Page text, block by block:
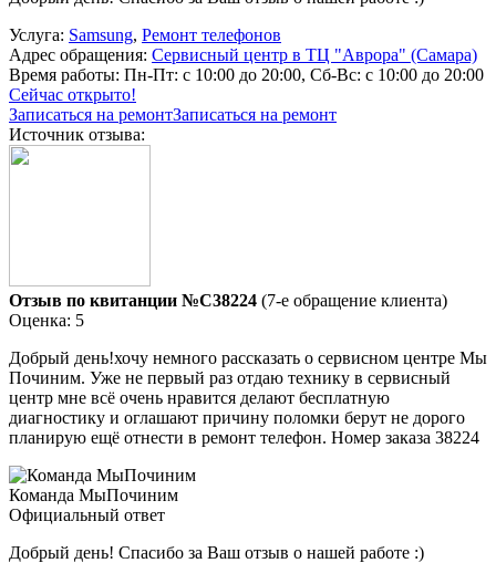
Услуга: Samsung, Ремонт телефонов
Адрес обращения: Сервисный центр в ТЦ "Аврора" (Самара)
Время работы: Пн-Пт: с 10:00 до 20:00, Сб-Вс: с 10:00 до 20:00
Сейчас открыто!
Записаться на ремонтЗаписаться на ремонт
Источник отзыва:
Отзыв по квитанции №C38224 (7-е обращение клиента)
Оценка: 5
Добрый день!хочу немного рассказать о сервисном центре Мы
Починим. Уже не первый раз отдаю технику в сервисный
центр мне всё очень нравится делают бесплатную
диагностику и оглашают причину поломки берут не дорого
планирую ещё отнести в ремонт телефон. Номер заказа 38224
Команда МыПочиним
Официальный ответ
Добрый день! Спасибо за Ваш отзыв о нашей работе :)